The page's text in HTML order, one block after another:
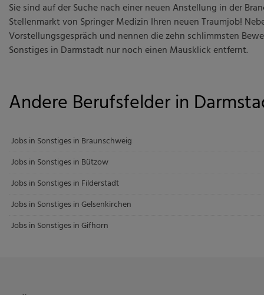
Sie sind auf der Suche nach einer neuen Anstellung in der
Stellenmarkt von Springer Medizin Ihren neuen Traumjob!
Vorstellungsgespräch und nennen die zehn schlimmsten
Sonstiges in Darmstadt nur noch einen Mausklick entfernt.
Andere Berufsfelder in
Jobs in Sonstiges in Braunschweig
Jobs in Sonstiges in Bützow
Jobs in Sonstiges in Filderstadt
Jobs in Sonstiges in Gelsenkirchen
Jobs in Sonstiges in Gifhorn